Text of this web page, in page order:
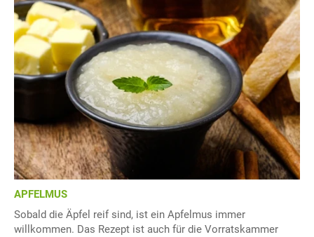
APFELMUS
Sobald die Äpfel reif sind, ist ein Apfelmus immer
willkommen. Das Rezept ist auch für die Vorratskammer